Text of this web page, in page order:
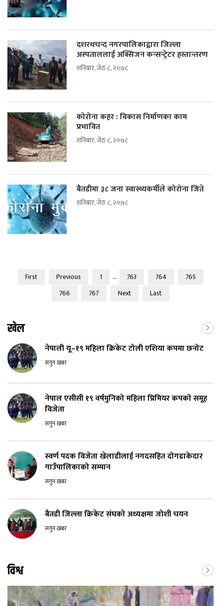
दशरथचन्द नगरपालिकाद्वारा जिल्ला
अस्पताललाई अक्सिजन कन्सन्ट्रेटर हस्तान्तरण
शनिबार, जेठ ८, २०७८
कोरोना कहर : विकास निर्माणका काम
प्रभावित
शनिबार, जेठ ८, २०७८
बैतडीमा ३८ जना स्वास्थ्यकर्मीले कोरोना जिते
शनिबार, जेठ ८, २०७८
First Previous 1 ... 763 764
765
766
767 Next Last
खेल
नेपाली यू–१९ महिला क्रिकेट टोली एशिया कपमा छनोट
सगुन खबर
नेपाल एसीसी १९ वर्षमुनिको महिला प्रिमियर कपको समूह
विजेता
सगुन खबर
स्वर्ण पदक विजेता खेलाडीलाई नगदसहित दोगडाकेदार
गाउँपालिकाको सम्मान
सगुन खबर
बैतडी जिल्ला क्रिकेट संघको अध्यक्षमा जोशी चयन
सगुन खबर
विश्व